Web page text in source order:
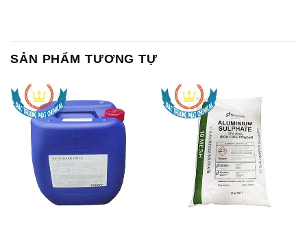
SẢN PHẨM TƯƠNG TỰ